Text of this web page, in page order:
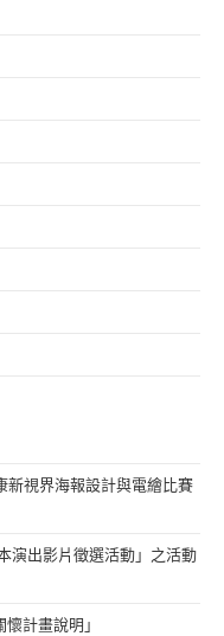
新視界海報設計與電繪比賽
演出影片徵選活動」之活動
計畫說明」